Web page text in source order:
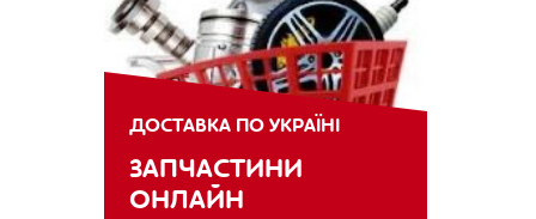
ДОСТАВКА ПО УКРАЇНІ
ЗАПЧАСТИНИ
ОНЛАЙН